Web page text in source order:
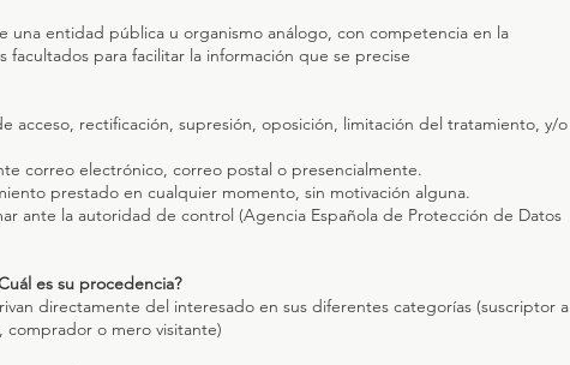
una entidad pública u organismo análogo, con competencia en la
facultados para facilitar la información que se precise
acceso, rectificación, supresión, oposición, limitación del tratamiento, y/o
correo electrónico, correo postal o presencialmente.
prestado en cualquier momento, sin motivación alguna.
ante la autoridad de control (Agencia Española de Protección de Datos
es su procedencia?
directamente del interesado en sus diferentes categorías (suscriptor a
o mero visitante)